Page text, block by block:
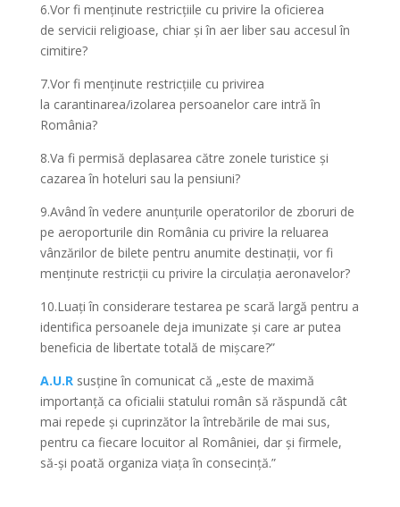
6.Vor fi menținute restricțiile cu privire la oficierea
de servicii religioase, chiar și în aer liber sau accesul în
cimitire?
7.Vor fi menținute restricțiile cu privirea
la carantinarea/izolarea persoanelor care intră în
România?
8.Va fi permisă deplasarea către zonele turistice și
cazarea în hoteluri sau la pensiuni?
9.Având în vedere anunțurile operatorilor de zboruri de
pe aeroporturile din România cu privire la reluarea
vânzărilor de bilete pentru anumite destinații, vor fi
menținute restricții cu privire la circulația aeronavelor?
10.Luați în considerare testarea pe scară largă pentru a
identifica persoanele deja imunizate și care ar putea
beneficia de libertate totală de mișcare?”
A.U.Rsusține în comunicat că „este de maximă
importanță ca oficialii statului român să răspundă cât
mai repede și cuprinzător la întrebările de mai sus,
pentru ca fiecare locuitor al României, dar și firmele,
să-și poată organiza viața în consecință.”